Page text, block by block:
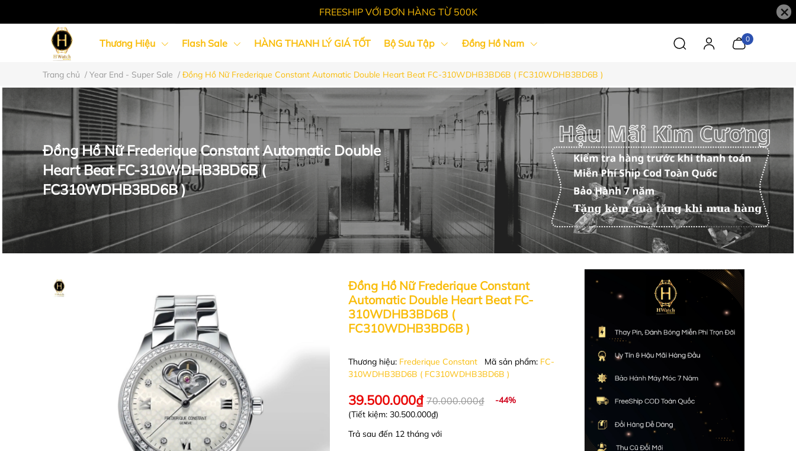
FREESHIP VỚI ĐƠN HÀNG TỪ 500K ×
Thương Hiệu Flash Sale HÀNG THANH LÝ GIÁ TỐT Bộ Sưu Tập Đồng Hồ Nam
Đồng Hồ Nữ Đồng Hồ Cặp Đôi
0
Trang chủ / Year End - Super Sale / Đồng Hồ Nữ Frederique Constant Automatic Double Heart Beat FC-310WDHB3BD6B ( FC310WDHB3BD6B )
Đồng Hồ Nữ Frederique Constant Automatic Double
Heart Beat FC-310WDHB3BD6B (
FC310WDHB3BD6B )
Đồng Hồ Nữ Frederique Constant
Automatic Double Heart Beat FC-
310WDHB3BD6B (
FC310WDHB3BD6B )
Thương hiệu: Frederique Constant Mã sản phẩm: FC-
310WDHB3BD6B ( FC310WDHB3BD6B )
39.500.000₫ 70.000.000₫
-44%
(Tiết kiệm: 30.500.000₫)
Trả sau đến 12 tháng với